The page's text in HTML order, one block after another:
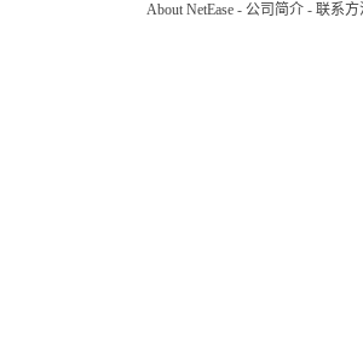
About NetEase - 公司简介 - 联系方